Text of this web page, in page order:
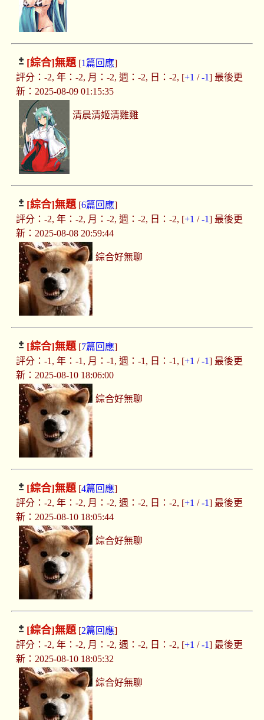
[綜合]無題[1篇回應]
評分：-2, 年：-2, 月：-2, 週：-2, 日：-2, [+1 /-1] 最後更
新：2025-08-09 01:15:35
清晨清姬清雞雞
[綜合]無題[6篇回應]
評分：-2, 年：-2, 月：-2, 週：-2, 日：-2, [+1 /-1] 最後更
新：2025-08-08 20:59:44
綜合好無聊
[綜合]無題[7篇回應]
評分：-1, 年：-1, 月：-1, 週：-1, 日：-1, [+1 /-1] 最後更
新：2025-08-10 18:06:00
綜合好無聊
[綜合]無題[4篇回應]
評分：-2, 年：-2, 月：-2, 週：-2, 日：-2, [+1 /-1] 最後更
新：2025-08-10 18:05:44
綜合好無聊
[綜合]無題[2篇回應]
評分：-2, 年：-2, 月：-2, 週：-2, 日：-2, [+1 /-1] 最後更
新：2025-08-10 18:05:32
綜合好無聊